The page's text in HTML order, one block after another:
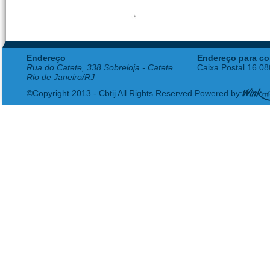
Endereço
Rua do Catete, 338 Sobreloja - Catete
Rio de Janeiro/RJ
Endereço para
Caixa Postal
©Copyright 2013 - Cbtij All Rights Reserved Powered by: